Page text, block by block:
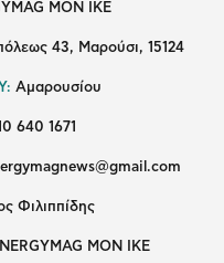
MON IKE
43, Μαρούσι, 15124
Αμαρουσίου
640 1671
Φιλιππίδης
ΜΟΝ ΙΚΕ